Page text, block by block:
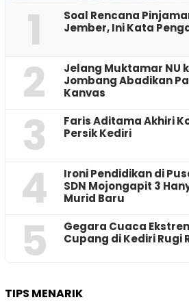
1
‎Soal Rencana
Jember, Ini Kata
2
Jelang Muktamar NU
Jombang Abadikan
Kanvas
3
Faris Aditama Akhiri
Persik Kediri
4
Ironi Pendidikan di
SDN Mojongapit 3
Murid Baru
5
‎Gegara Cuaca
Cupang di Kediri Rugi
TIPS MENARIK